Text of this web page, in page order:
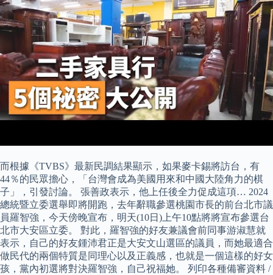
而根據《TVBS》最新民調結果顯示，如果麥卡錫將訪台，有
44％的民眾擔心，「台灣會成為美國用來和中國大陸角力的棋
子」，引發討論。 張善政表示，他上任後全力促成這項… 2024
總統暨立委選舉即將開跑，去年辭職參選桃園市長的前台北市議
員羅智強，今天傍晚宣布，明天(10日)上午10點將將宣布參選台
北市大安區立委。 對此，羅智強的好友兼議會前同事游淑慧就
表示，自己的好友鍾沛君正是大安文山選區的議員，而她最適合
做民代的兩個特質是同理心以及正義感，也就是一個這樣的好女
孩，黨內初選將對決羅智強，自己祝福她。 列印各種備審資料 /